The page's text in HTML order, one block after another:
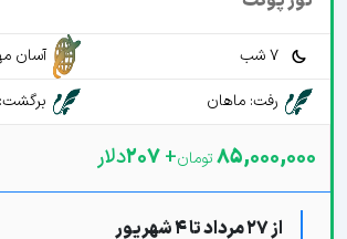
7 شب
آسان
رفت: ماهان
85,000,000
+
207دلار
از 27 مرداد تا 4 شهریور